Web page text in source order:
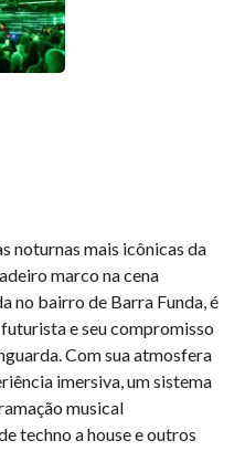
noturnas mais icônicas da
marco na cena
no bairro de Barra Funda, é
e seu compromisso
Com sua atmosfera
imersiva, um sistema
musical
techno a house e outros